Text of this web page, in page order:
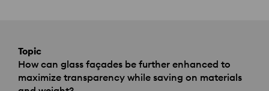
Topic
How can glass façades be further enhanced to
maximize transparency while saving on materials